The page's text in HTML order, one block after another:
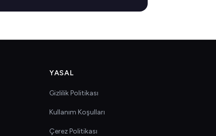
YASAL
Gizlilik Politikası
Kullanım Koşulları
Çerez Politikası